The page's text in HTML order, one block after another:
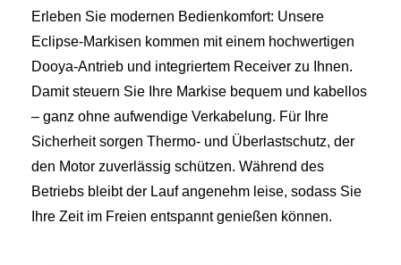
Erleben Sie modernen Bedienkomfort: Unsere
Eclipse-Markisen kommen mit einem hochwertigen
Dooya-Antrieb und integriertem Receiver zu Ihnen.
Damit steuern Sie Ihre Markise bequem und kabellos
– ganz ohne aufwendige Verkabelung. Für Ihre
Sicherheit sorgen Thermo- und Überlastschutz, der
den Motor zuverlässig schützen. Während des
Betriebs bleibt der Lauf angenehm leise, sodass Sie
Ihre Zeit im Freien entspannt genießen können.